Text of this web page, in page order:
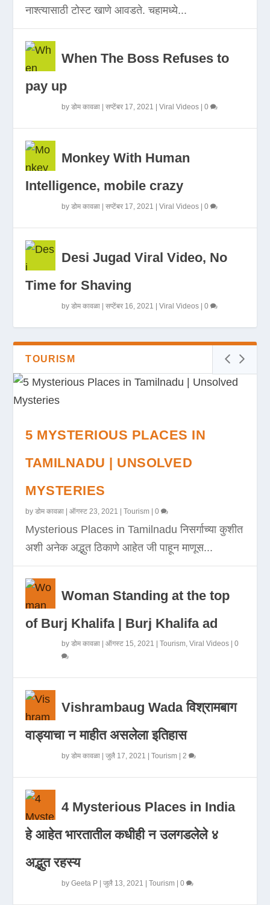
नाश्त्यासाठी टोस्ट खाणे आवडते. चहामध्ये...
When The Boss Refuses to
pay up
byडोम कावळा |सप्टेंबर 17, 2021 |Viral Videos |0
Monkey With Human
Intelligence, mobile crazy
byडोम कावळा |सप्टेंबर 17, 2021 |Viral Videos |0
Desi Jugad Viral Video, No
Time for Shaving
byडोम कावळा |सप्टेंबर 16, 2021 |Viral Videos |0
TOURISM
5 MYSTERIOUS PLACES IN
TAMILNADU | UNSOLVED
MYSTERIES
byडोम कावळा |ऑगस्ट 23, 2021 |Tourism |0
Mysterious Places in Tamilnadu निसर्गाच्या कुशीत
अशी अनेक अद्भुत ठिकाणे आहेत जी पाहून माणूस...
Woman Standing at the top
of Burj Khalifa | Burj Khalifa ad
byडोम कावळा |ऑगस्ट 15, 2021 |Tourism ,Viral Videos |0
Vishrambaug Wada विश्रामबाग
वाड्याचा न माहीत असलेला इतिहास
byडोम कावळा |जुलै 17, 2021 |Tourism | 2
4 Mysterious Places in India
हे आहेत भारतातील कधीही न उलगडलेले ४
अद्भुत रहस्य
byGeeta P |जुलै 13, 2021 |Tourism |0